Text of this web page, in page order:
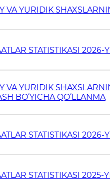
VA YURIDIK
STATISTIKASI 2026-
VA YURIDIK
BO‘YICHA QO‘LLANMA
STATISTIKASI 2026-
STATISTIKASI 2025-